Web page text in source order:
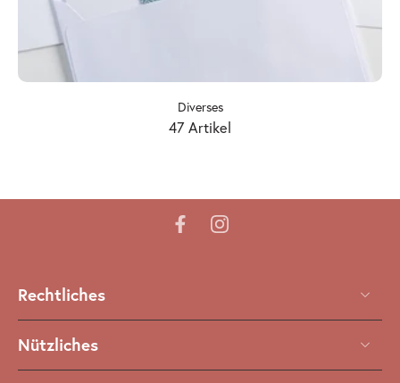
Diverses
47 Artikel
Rechtliches
Nützliches